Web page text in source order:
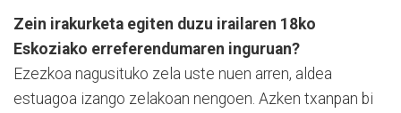
Zein irakurketa egiten duzu irailaren 18ko
Eskoziako erreferendumaren inguruan?
Ezezkoa nagusituko zela uste nuen arren, aldea
estuagoa izango zelakoan nengoen. Azken txanpan bi